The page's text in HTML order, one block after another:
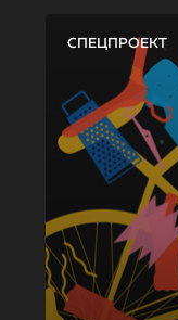
СПЕЦПРОЕКТ